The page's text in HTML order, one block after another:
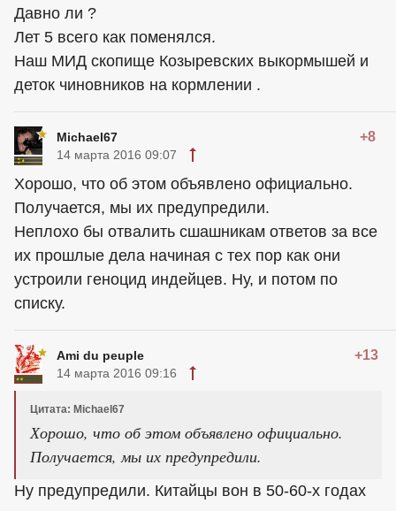
Давно ли ?
Лет 5 всего как поменялся.
Наш МИД скопище Козыревских выкормышей и
деток чиновников на кормлении .
Michael67 +8
14 марта 2016 09:07
Хорошо, что об этом объявлено официально.
Получается, мы их предупредили.
Неплохо бы отвалить сшашникам ответов за все
их прошлые дела начиная с тех пор как они
устроили геноцид индейцев. Ну, и потом по
списку.
Ami du peuple +13
14 марта 2016 09:16
Цитата: Michael67
Хорошо, что об этом объявлено официально.
Получается, мы их предупредили.
Ну предупредили. Китайцы вон в 50-60-х годах